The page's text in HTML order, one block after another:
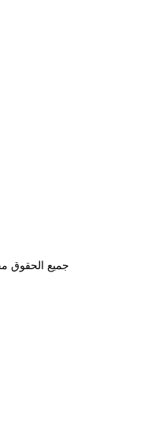
جميع الحقوق